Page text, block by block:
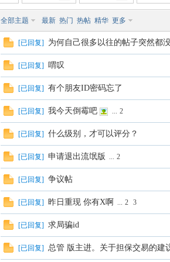
全部主题 最新 热门 热帖 精华 更多
[已回复] 为何自己很多以往的帖子突然都
[已回复] 喟叹
[已回复] 有个朋友ID密码忘了
[已回复] 我今天倒霉吧 ... 2
[已回复] 什么级别，才可以评分？
[已回复] 申请退出流氓版 ... 2
[已回复] 争议帖
[已回复] 昨日重现 你有X啊 ... 2 3
[已回复] 求局骗id
[已回复] 总管 版主进。关于担保交易的建